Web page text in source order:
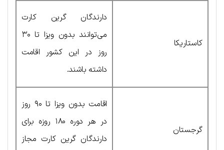
کاستاریکا
دارندگان گرین کارت
می‌توانند بدون ویزا تا ۳۰
روز در این کشور اقامت
داشته باشند.
گرجستان
اقامت بدون ویزا تا ۹۰ روز
در هر دوره ۱۸۰ روزه برای
دارندگان گرین کارت مجاز